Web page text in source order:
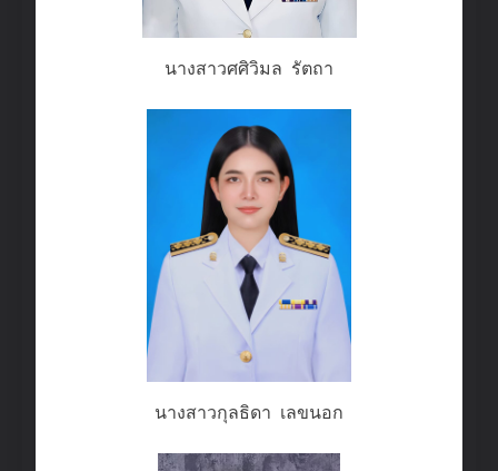
นางสาวศศิวิมล รัตถา
นางสาวกุลธิดา เลขนอก